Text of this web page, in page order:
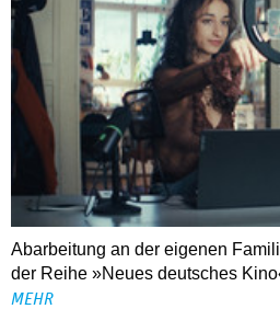
Abarbeitung an der eigenen
der Reihe »Neues deutsches
MEHR